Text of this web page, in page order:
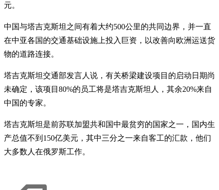
元。
中国与塔吉克斯坦之间有着大约500公里的共同边界，并一直
在中亚各国的交通基础设施上投入巨资，以改善向欧洲运送货
物的道路连接。
塔吉克斯坦交通部发言人说，有关桥梁建设项目的启动日期尚
未确定，该项目80%的员工将是塔吉克斯坦人，其余20%来自
中国的专家。
塔吉克斯坦是前苏联加盟共和国中最贫穷的国家之一，国内生
产总值不到150亿美元，其中三分之一来自客工的汇款，他们
大多数人在俄罗斯工作。